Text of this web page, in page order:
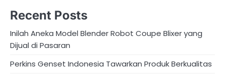
Recent Posts
Inilah Aneka Model Blender Robot Coupe Blixer yang
Dijual di Pasaran
Perkins Genset Indonesia Tawarkan Produk Berkualitas